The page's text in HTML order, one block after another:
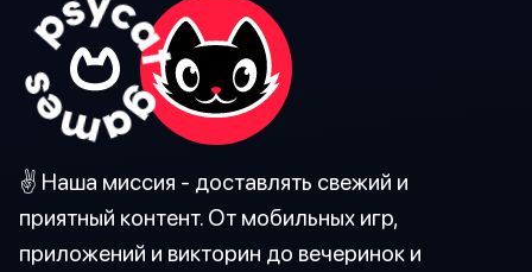
✌️ Наша миссия - доставлять свежий и
приятный контент. От мобильных игр,
приложений и викторин до вечеринок и